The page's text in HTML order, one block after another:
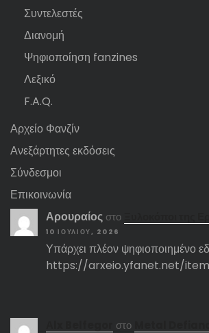
Συντελεστές
Διανομή
Ψηφιοποίηση fanzines
Λεξικό
F.A.Q.
Αρχείο Φανζίν
Ανεξάρτητες εκδόσεις
Σύνδεσμοι
Επικοινωνία
Αρουραίος στο
10 ΙΟΥΛΊΟΥ, 2026
Υπάρχει πλέον ψηφιοποιημένο
https://arxeio.yfanet.net/
στο